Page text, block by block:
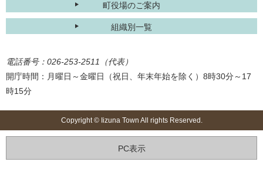
町役場のご案内
組織別一覧
電話番号：026-253-2511（代表）
開庁時間：月曜日～金曜日（祝日、年末年始を除く）8時30分～17
時15分
Copyright © Iizuna Town All rights Reserved.
PC表示